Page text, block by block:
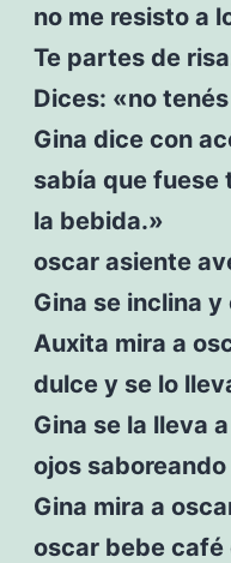
no me resisto a
Te partes de
Dices: «no
Gina dice con
sabía que fuese
la bebida.»
oscar asiente
Gina se inclina
Auxita mira a
dulce y se lo
Gina se la lleva
ojos
Gina mira a
oscar bebe café